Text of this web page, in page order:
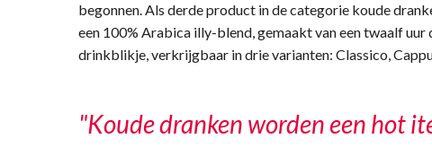
begonnen. Als derde product in de categorie koude
een 100% Arabica illy-blend, gemaakt van een twaalf
drinkblikje, verkrijgbaar in drie varianten: Classico,
"Koude dranken worden een hot